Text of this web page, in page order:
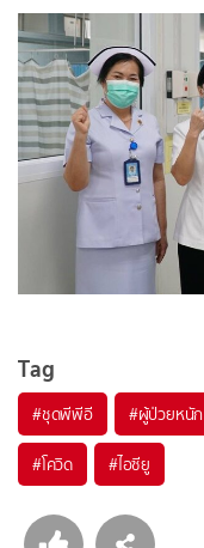
Tag
#ชุดพีพีอี #ผู้ป่วยหนัก
#โควิด #ไอซียู